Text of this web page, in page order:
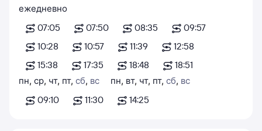
ежедневно
07:05
07:50 08:35
09:57
10:28
10:57 11:39
12:58
15:38
17:35 18:48
18:51
пн, ср, чт, пт, сб, вс
09:10
11:30
пн, вт, чт, пт, сб, вс
14:25